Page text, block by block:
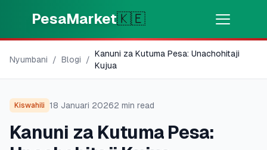
PesaMarket🇰🇪
⚡Pesa Sasa
Pata pesa kwa dakika
🌍 CHAGUA NCHI
🇰🇪 Kenya
Nyumbani / Blogi /
Kanuni za Kutuma Pesa: Unachohitaji
Kujua
Kiswahili 18 Januari 20262 min read
Kanuni za Kutuma Pesa: